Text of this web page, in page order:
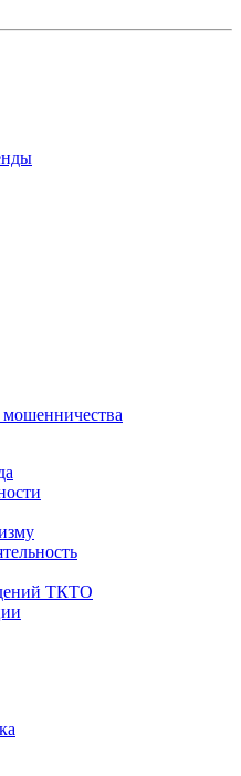
ТКТО